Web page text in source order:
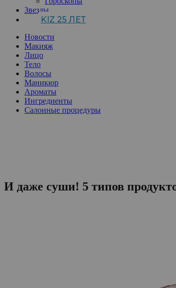
Звезды
KIZ 25 ЛЕТ
Новости
Макияж
Лицо
Тело
Волосы
Маникюр
Ароматы
Ингредиенты
Салонные процедуры
И даже суши! 5 типов